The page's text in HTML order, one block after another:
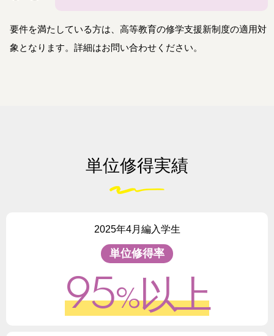
要件を満たしている方は、高等教育の修学支援新制度の適用対
象となります。詳細はお問い合わせください。
単位修得実績
2025年4月編入学生
単位修得率
95%以上